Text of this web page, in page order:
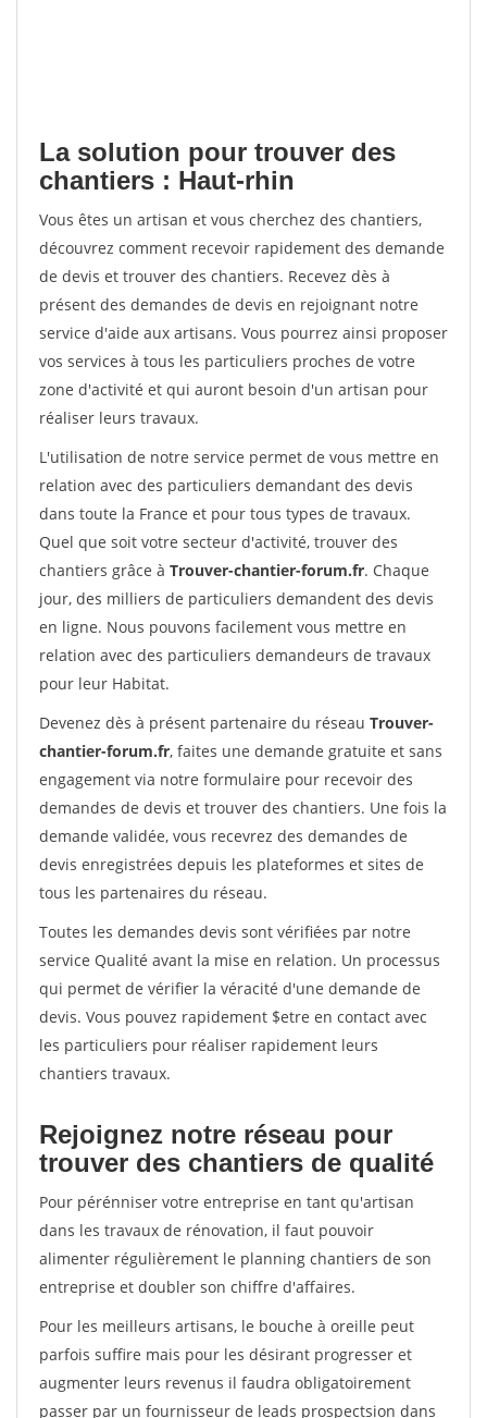
La solution pour trouver des
chantiers : Haut-rhin
Vous êtes un artisan et vous cherchez des chantiers,
découvrez comment recevoir rapidement des demande
de devis et trouver des chantiers. Recevez dès à
présent des demandes de devis en rejoignant notre
service d'aide aux artisans. Vous pourrez ainsi proposer
vos services à tous les particuliers proches de votre
zone d'activité et qui auront besoin d'un artisan pour
réaliser leurs travaux.
L'utilisation de notre service permet de vous mettre en
relation avec des particuliers demandant des devis
dans toute la France et pour tous types de travaux.
Quel que soit votre secteur d'activité, trouver des
chantiers grâce à Trouver-chantier-forum.fr. Chaque
jour, des milliers de particuliers demandent des devis
en ligne. Nous pouvons facilement vous mettre en
relation avec des particuliers demandeurs de travaux
pour leur Habitat.
Devenez dès à présent partenaire du réseau Trouver-
chantier-forum.fr, faites une demande gratuite et sans
engagement via notre formulaire pour recevoir des
demandes de devis et trouver des chantiers. Une fois la
demande validée, vous recevrez des demandes de
devis enregistrées depuis les plateformes et sites de
tous les partenaires du réseau.
Toutes les demandes devis sont vérifiées par notre
service Qualité avant la mise en relation. Un processus
qui permet de vérifier la véracité d'une demande de
devis. Vous pouvez rapidement $etre en contact avec
les particuliers pour réaliser rapidement leurs
chantiers travaux.
Rejoignez notre réseau pour
trouver des chantiers de qualité
Pour pérénniser votre entreprise en tant qu'artisan
dans les travaux de rénovation, il faut pouvoir
alimenter régulièrement le planning chantiers de son
entreprise et doubler son chiffre d'affaires.
Pour les meilleurs artisans, le bouche à oreille peut
parfois suffire mais pour les désirant progresser et
augmenter leurs revenus il faudra obligatoirement
passer par un fournisseur de leads prospectsion dans